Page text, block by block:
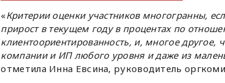
«Критерии оценки участников многогранны,
прирост в текущем году в процентах по
клиентоориентированность, и, многое
компании и ИП любого уровня и даже из
отметила Инна Евсина, руководитель